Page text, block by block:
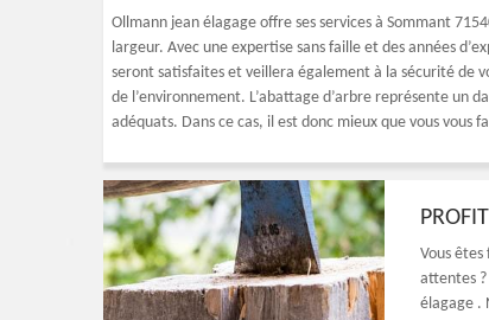
Ollmann jean élagage offre ses services à Sommant
largeur. Avec une expertise sans faille et des années
seront satisfaites et veillera également à la sécurité de
de l’environnement. L’abattage d’arbre représente un
adéquats. Dans ce cas, il est donc mieux que vous vous
Vous
attentes
élagage .